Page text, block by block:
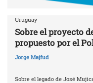
Uruguay
Sobre el proyecto
propuesto por el
Jorge Majfud
Sobre el legado de José